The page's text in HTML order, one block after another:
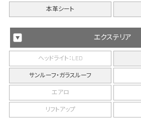
本革シート
エクステリア
ヘッドライト：LED
サンルーフ・ガラスルーフ
エアロ
リフトアップ